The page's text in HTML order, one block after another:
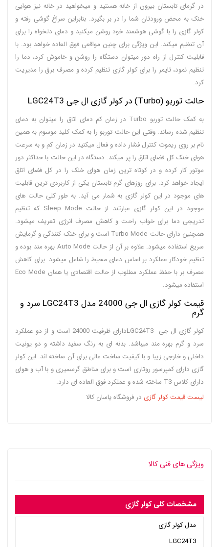
در گرمای تابستان بیرون از خانه هستید و میخواهید در خانه نیز هوایی
خنک به محض ورودتان شما را در بر بگیرد. بنابراین سراغ گوشی رفته و
کولر گازی را با گوشی هوشمند خود روشن میکنید و دمای دلخواه را برای
آن تنظیم میکند. این ویژگی برای چنین مواقعی فوق العاده خواهد بود. با
قابلیت کنترل از راه دور میتوان دستگاه را روشن و خاموش کرد، دما را
تنظیم نمود، تایمر را برای کولر گازی تنظیم کرده و مصرف برق را مدیریت
کرد.
حالت توربو (Turbo) در کولر گازی ال جی LGC24T3
به کمک حالت توربو Turbo در زمان کم دمای اتاق را میتوان به دمای
تنظیم شده رساند. وقتی این حالت توربو را به کمک کلید موسوم به همین
نام بر روی ریموت کنترل فشار داده و فعال میکنید در زمان کم و به سرعت
هوای خنک کل فضای اتاق را پر میکند. دستگاه در این حالت با حداکثر دور
موتور کار کرده و در کوتاه ترین زمان هوای خنک را در کل فضای اتاق
ایجاد خواهد کرد. برای روزهای گرم تابستان یکی از کاربردی ترین قابلیت
های موجود در این کولر گازی به شمار می آید. به طور کلی حالت های
موجود در این کولر گازی عبارتند از حالت Sleep Mode که تنظیم
تدریجی دما برای خواب راحت و کاهش مصرف انرژی تعریف میشود.
همچنین دارای حالت Turbo Mode است و برای خنک کنندگی و گرمایش
سریع استفاده میشود. علاوه بر آن از حالت Auto Mode بهره مند بوده و
تنظیم خودکار عملکرد بر اساس دمای محیط را شامل میشود. برای کاهش
مصرف بر با حفظ عملکرد مطلوب از حالت اقتصادی یا همان Eco Mode
استفاده میشود.
قیمت کولر گازی ال جی 24000 مدل LGC24T3 سرد و
گرم
کولر گازی ال جی LGC24T3دارای ظرفیت 24000 است و از دو عملکرد
سرد و گرم بهره مند میباشد. بدنه ای به رنگ سفید داشته و دو یونیت
داخلی و خارجی زیبا و با کیفیت ساخت عالی برای آن ساخته اند. این کولر
گازی دارای کمپرسور روتاری است و برای مناطق گرمسیری و با آب و هوای
دارای کلاس T3 ساخته شده و عملکرد فوق العاده ای دارد.
لیست قیمت کولر گازی در فروشگاه یاسان کالا
ویژگی های فنی کالا
مشخصات کلی کولر گازی
مدل کولر گازی
LGC24T3